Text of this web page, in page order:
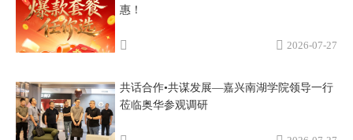
惠！
2026-07-27
共话合作•共谋发展—嘉兴南湖学院领导一行
莅临奥华参观调研